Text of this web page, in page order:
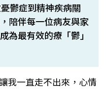
鬱症到精神疾病關
陪伴每一位病友與家
為最有效的療「鬱」
我一直走不出來，心情